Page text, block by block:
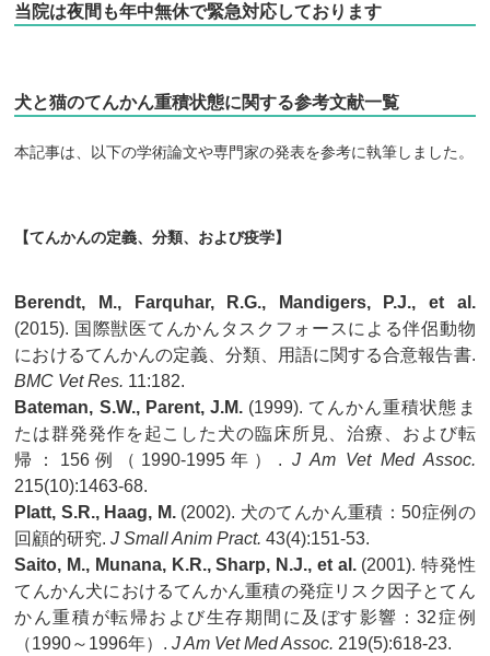
当院は夜間も年中無休で緊急対応しております
犬と猫のてんかん重積状態に関する参考文献一覧
本記事は、以下の学術論文や専門家の発表を参考に執筆しました。
【てんかんの定義、分類、および疫学】
Berendt, M., Farquhar, R.G., Mandigers, P.J., et al.
(2015). 国際獣医てんかんタスクフォースによる伴侶動物
におけるてんかんの定義、分類、用語に関する合意報告書.
BMC Vet Res. 11:182.
Bateman, S.W., Parent, J.M.(1999). てんかん重積状態ま
たは群発発作を起こした犬の臨床所見、治療、および転
帰：156例（1990-1995年）. J Am Vet Med Assoc.
215(10):1463-68.
Platt, S.R., Haag, M.(2002). 犬のてんかん重積：50症例の
回顧的研究.J Small Anim Pract. 43(4):151-53.
Saito, M., Munana, K.R., Sharp, N.J., et al.(2001). 特発性
てんかん犬におけるてんかん重積の発症リスク因子とてん
かん重積が転帰および生存期間に及ぼす影響：32症例
（1990～1996年）.J Am Vet Med Assoc. 219(5):618-23.